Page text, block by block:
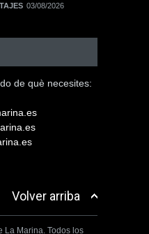
03/08/2026
de què necesites:
Volver arriba
La Marina. Todos los